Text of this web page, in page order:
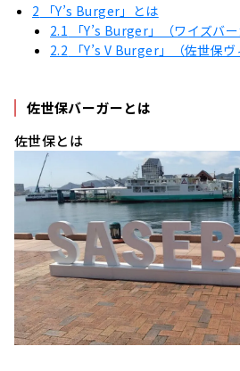
2 「Y’s Burger」とは
2.1 「Y’s Burger」（ワイズバー
2.2 「Y’s V Burger」（佐世保ヴ
佐世保バーガーとは
佐世保とは